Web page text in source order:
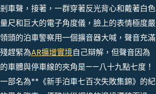
車聲，接著，一群穿著反光背心和戴著白色
尺和巨大的電子角度儀，臉上的表情極度嚴
頭的泊車警察用一個擴音器大喊，聲音充滿
趕緊為AR擴增實境自己辯解，但聲音因為
車體與停車線的夾角是——八十九點七度！
部名為**《新手泊車七百次失敗集錦》的紀